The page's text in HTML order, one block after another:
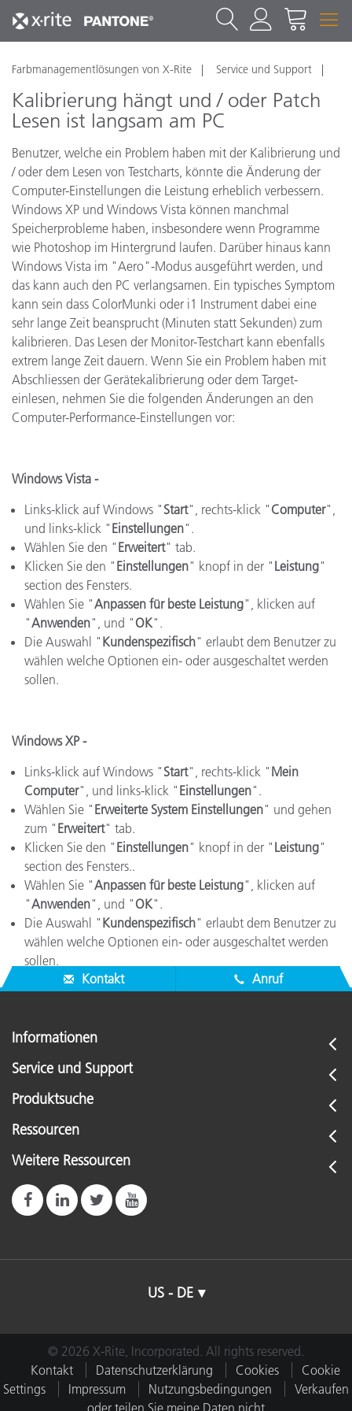
Farbmanagementlösungen von X-Rite Service und Support
Kalibrierung hängt und / oder Patch
Lesen ist langsam am PC
Benutzer, welche ein Problem haben mit der Kalibrierung und
/ oder dem Lesen von Testcharts, könnte die Änderung der
Computer-Einstellungen die Leistung erheblich verbessern.
Windows XP und Windows Vista können manchmal
Speicherprobleme haben, insbesondere wenn Programme
wie Photoshop im Hintergrund laufen. Darüber hinaus kann
Windows Vista im "Aero"-Modus ausgeführt werden, und
das kann auch den PC verlangsamen. Ein typisches Symptom
kann sein dass ColorMunki oder i1 Instrument dabei eine
sehr lange Zeit beansprucht (Minuten statt Sekunden) zum
kalibrieren. Das Lesen der Monitor-Testchart kann ebenfalls
extrem lange Zeit dauern. Wenn Sie ein Problem haben mit
Abschliessen der Gerätekalibrierung oder dem Target-
einlesen, nehmen Sie die folgenden Änderungen an den
Computer-Performance-Einstellungen vor:
Windows Vista -
Links-klick auf Windows " Start", rechts-klick " Computer",
und links-klick " Einstellungen".
Wählen Sie den " Erweitert" tab.
Klicken Sie den " Einstellungen" knopf in der " Leistung"
section des Fensters.
Wählen Sie "Anpassen für beste Leistung", klicken auf
"Anwenden", und " OK".
Die Auswahl " Kundenspezifisch" erlaubt dem Benutzer zu
wählen welche Optionen ein- oder ausgeschaltet werden
sollen.
Windows XP -
Links-klick auf Windows " Start", rechts-klick " Mein
Computer", und links-klick " Einstellungen".
Wählen Sie " Erweiterte System Einstellungen" und gehen
zum " Erweitert" tab.
Klicken Sie den " Einstellungen" knopf in der " Leistung"
section des Fensters..
Wählen Sie "Anpassen für beste Leistung", klicken auf
"Anwenden", und " OK".
Die Auswahl " Kundenspezifisch" erlaubt dem Benutzer zu
wählen welche Optionen ein- oder ausgeschaltet werden
sollen.
Kontakt
Anruf
Informationen
Service und Support
Produktsuche
Ressourcen
Weitere Ressourcen
US - DE
© 2026 X-Rite, Incorporated. All rights reserved.
Kontakt
Datenschutzerklärung Cookies
Cookie
Settings
Impressum Nutzungsbedingungen
Verkaufen
oder teilen Sie meine Daten nicht